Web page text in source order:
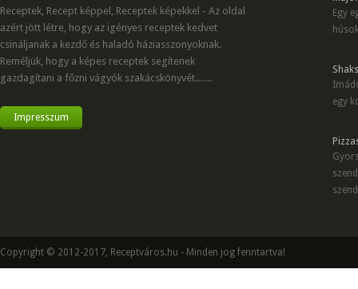
Receptek, Recept képpel, Receptek képekkel - Az oldal
azért jött létre, hogy az igényes receptek kedvet
csináljanak a kezdő és haladó háziasszonyoknak.
Reméljük, hogy a képes receptek segítenek
gazdagítani a főzni vágyók szakácskönyvét.......
Impresszum
Egy
egy
Copyright © 2012-2017, Receptváros.hu - Minden jog fenntartva!